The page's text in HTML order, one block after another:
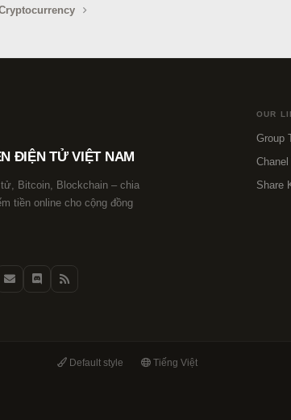
ĐIỆN TỬ VIỆT NAM
tử, Bitcoin, Blockchain – chia
tiền online cho cộng đồng
OUR
Group
Chanel
Share
Default style Tiếng Việt